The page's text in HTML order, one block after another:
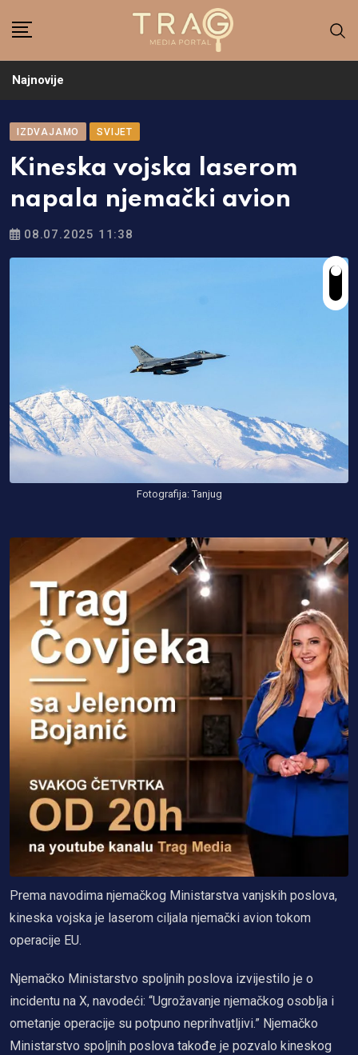
Najnovije
IZDVAJAMO SVIJET
Kineska vojska laserom
napala njemački avion
08.07.2025 11:38
Fotografija: Tanjug
Prema navodima njemačkog Ministarstva vanjskih poslova,
kineska vojska je laserom ciljala njemački avion tokom
operacije EU.
Njemačko Ministarstvo spoljnih poslova izvijestilo je o
incidentu na X, navodeći: “Ugrožavanje njemačkog osoblja i
ometanje operacije su potpuno neprihvatljivi.” Njemačko
Ministarstvo spoljnih poslova takođe je pozvalo kineskog